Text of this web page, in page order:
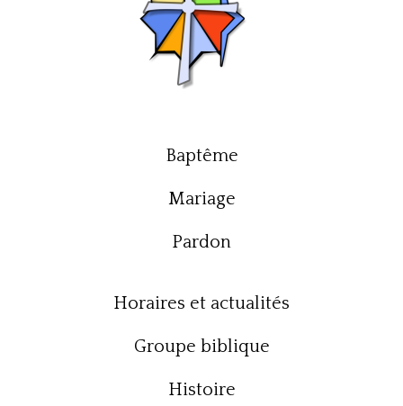
Baptême
Mariage
Pardon
Horaires et actualités
Groupe biblique
Histoire